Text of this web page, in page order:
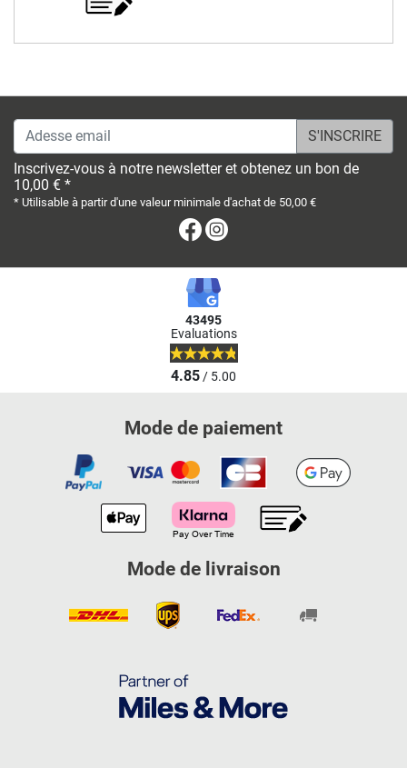
Adesse email
Inscrivez-vous à notre newsletter et obtenez un bon de
10,00 € *
* Utilisable à partir d'une valeur minimale d'achat de 50,00 €
Facebook
43495
Evaluations
4.85/ 5.00
Mode de paiement
Mode de livraison